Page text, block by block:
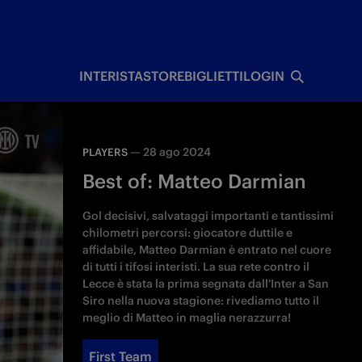
INTERISTASTOREBIGLIETTILOGIN
PLAYERS —28 ago 2024
Best of: Matteo Darmian
Gol decisivi, salvataggi importanti e tantissimi
chilometri percorsi: giocatore duttile e
affidabile, Matteo Darmian è entrato nel cuore
di tutti i tifosi interisti. La sua rete contro il
Lecce è stata la prima segnata dall'Inter a San
Siro nella nuova stagione: rivediamo tutto il
meglio di Matteo in maglia nerazzurra!
First Team